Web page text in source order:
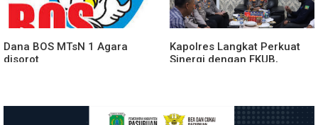
Dana BOS MTsN 1 Agara
disorot
Kapolres Langkat Perkuat
Sinergi dengan FKUB,